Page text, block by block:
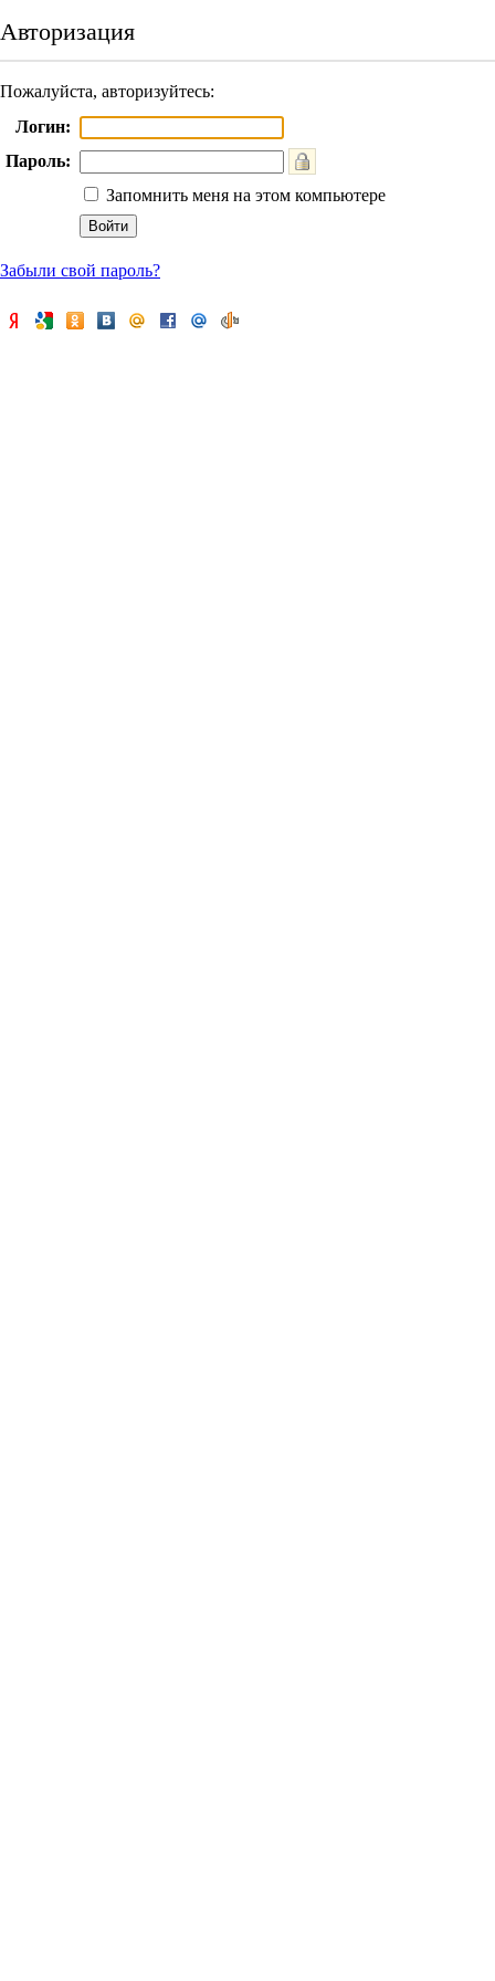
Авторизация
Пожалуйста, авторизуйтесь:
Логин:
Пароль:
Запомнить меня на этом компьютере
Забыли свой пароль?